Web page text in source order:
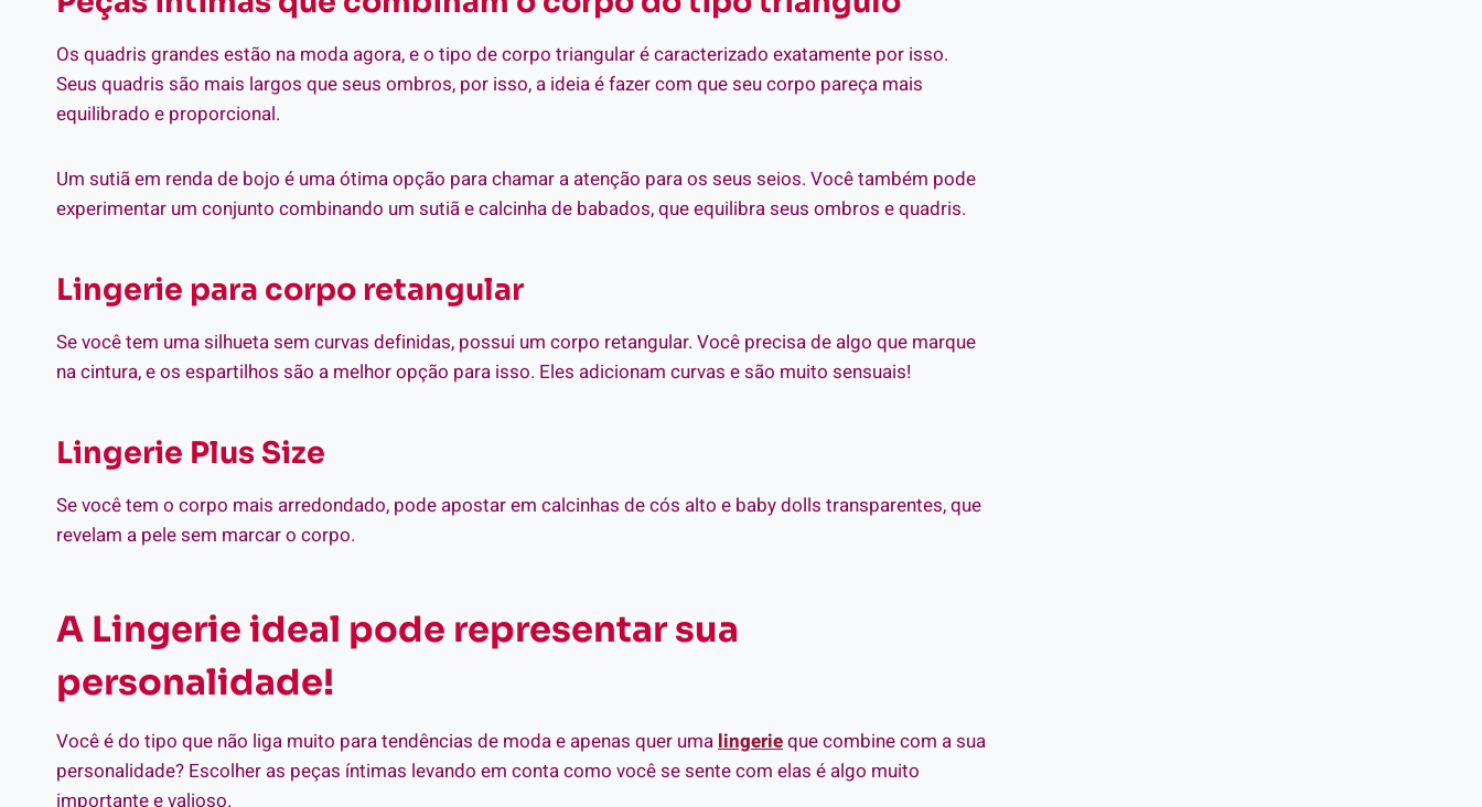
Os quadris grandes estão na moda agora, e o tipo de corpo triangular é caracterizado exatamente por isso.
Seus quadris são mais largos que seus ombros, por isso, a ideia é fazer com que seu corpo pareça mais
equilibrado e proporcional.
Um sutiã em renda de bojo é uma ótima opção para chamar a atenção para os seus seios. Você também pode
experimentar um conjunto combinando um sutiã e calcinha de babados, que equilibra seus ombros e quadris.
Lingerie para corpo retangular
Se você tem uma silhueta sem curvas definidas, possui um corpo retangular. Você precisa de algo que marque
na cintura, e os espartilhos são a melhor opção para isso. Eles adicionam curvas e são muito sensuais!
Lingerie Plus Size
Se você tem o corpo mais arredondado, pode apostar em calcinhas de cós alto e baby dolls transparentes, que
revelam a pele sem marcar o corpo.
A Lingerie ideal pode representar sua
personalidade!
Você é do tipo que não liga muito para tendências de moda e apenas quer uma lingerieque combine com a sua
personalidade? Escolher as peças íntimas levando em conta como você se sente com elas é algo muito
importante e valioso.